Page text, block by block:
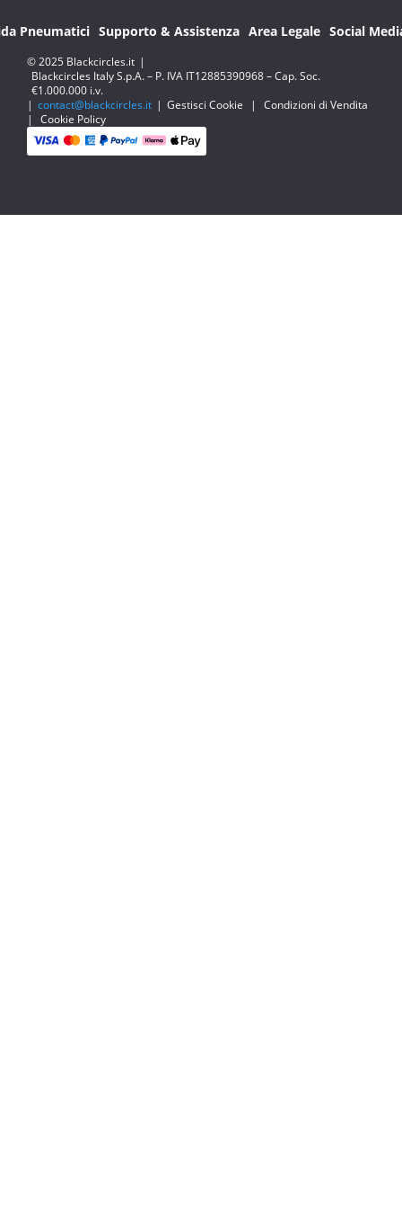
Pneumatici Supporto & Assistenza Area Legale Social
© 2025 Blackcircles.it |
Blackcircles Italy S.p.A. – P. IVA IT12885390968 – Cap. Soc.
€1.000.000 i.v.
| contact@blackcircles.it | Gestisci Cookie |
Condizioni di Vendita
|
Cookie Policy